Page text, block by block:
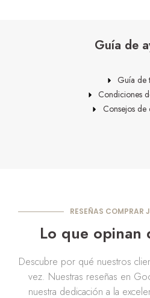
Guía de
Guía de
Condiciones
Consejos de
RESEÑAS COMPRAR
Lo que opinan
Descubre por qué nuestros
vez. Nuestras reseñas en
nuestra dedicación a la